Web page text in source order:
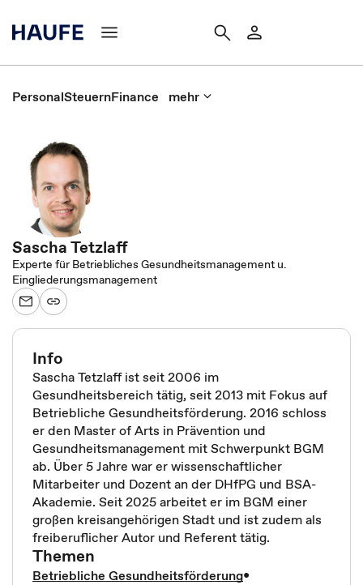
PersonalSteuernFinance mehr
Sascha Tetzlaff
Experte für Betriebliches Gesundheitsmanagement u.
Eingliederungsmanagement
Info
Sascha Tetzlaff ist seit 2006 im
Gesundheitsbereich tätig, seit 2013 mit Fokus auf
Betriebliche Gesundheitsförderung. 2016 schloss
er den Master of Arts in Prävention und
Gesundheitsmanagement mit Schwerpunkt BGM
ab. Über 5 Jahre war er wissenschaftlicher
Mitarbeiter und Dozent an der DHfPG und BSA-
Akademie. Seit 2025 arbeitet er im BGM einer
großen kreisangehörigen Stadt und ist zudem als
freiberuflicher Autor und Referent tätig.
Themen
Betriebliche Gesundheitsförderung•